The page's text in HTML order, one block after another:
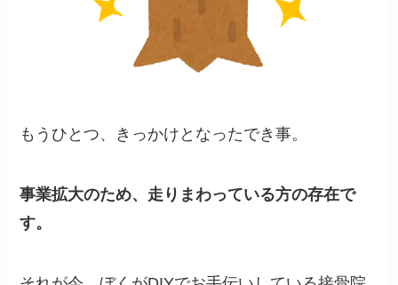
もうひとつ、きっかけとなったでき事。
事業拡大のため、走りまわっている方の存在で
す。